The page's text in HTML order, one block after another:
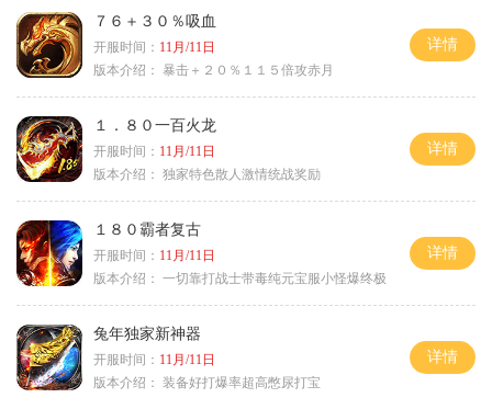
７６＋３０％吸血
开服时间： 11月/11日
版本介绍： 暴击＋２０％１１５倍攻赤月
详情
１．８０一百火龙
开服时间： 11月/11日
版本介绍： 独家特色散人激情统战奖励
详情
１８０霸者复古
开服时间： 11月/11日
版本介绍： 一切靠打战士带毒纯元宝服小怪爆终极
详情
兔年独家新神器
开服时间： 11月/11日
版本介绍： 装备好打爆率超高憋尿打宝
详情